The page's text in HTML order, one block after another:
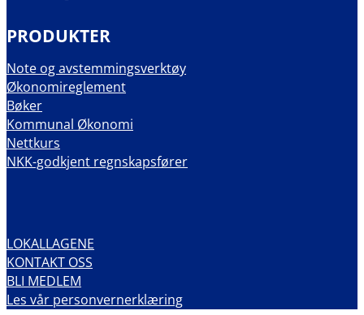
PRODUKTER
Note og avstemmingsverktøy
Økonomireglement
Bøker
Kommunal Økonomi
Nettkurs
NKK-godkjent regnskapsfører
LOKALLAGENE
KONTAKT OSS
BLI MEDLEM
Les vår personvernerklæring